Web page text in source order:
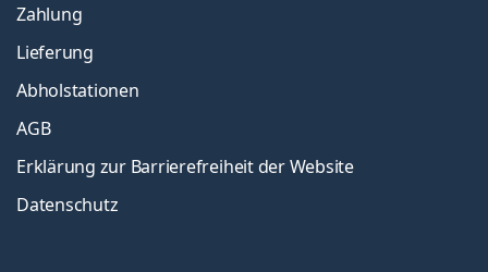
Zahlung
Lieferung
Abholstationen
AGB
Erklärung zur Barrierefreiheit der Website
Datenschutz